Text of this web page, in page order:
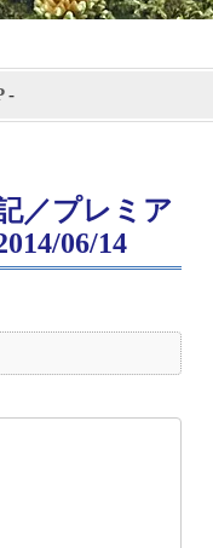
-
／プレミア
06/14